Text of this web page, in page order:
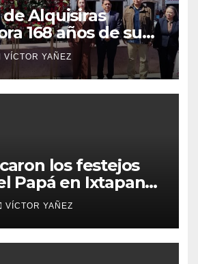
Alquisiras
168 años de su
VÍCTOR YAÑEZ
los festejos
Papá en Ixtapan
VÍCTOR YAÑEZ